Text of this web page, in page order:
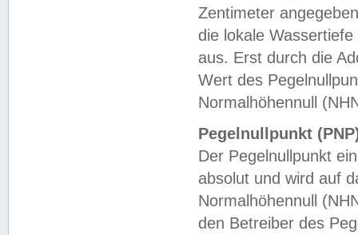
Zentimeter
die lokale
aus. Erst durch die
Wert des
Normalhöhennull
Pegelnullpunkt
Der Pegelnullpunkt
absolut und wird auf
Normalhöhennull
den Betreiber des